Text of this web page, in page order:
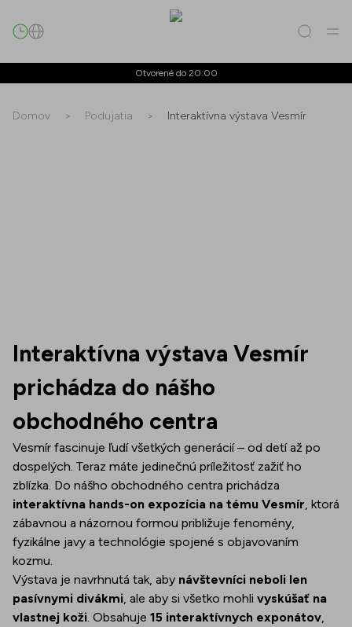
Prevádzky Podujatia
Otvorené do 20:00
Domov > Podujatia > Interaktívna výstava Vesmír
Interaktívna výstava Vesmír
prichádza do nášho
obchodného centra
Vesmír fascinuje ľudí všetkých generácií – od detí až po
dospelých. Teraz máte jedinečnú príležitosť zažiť ho
zblízka. Do nášho obchodného centra prichádza
interaktívna hands-on expozícia na tému Vesmír , ktorá
zábavnou a názornou formou približuje fenomény,
fyzikálne javy a technológie spojené s objavovaním
kozmu.
Výstava je navrhnutá tak, aby návštevníci neboli len
pasívnymi divákmi , ale aby si všetko mohli vyskúšať na
vlastnej koži . Obsahuje 15 interaktívnych exponátov